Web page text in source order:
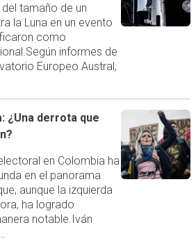
tamaño de un
la Luna en un evento
como
informes de
Europeo Austral,
¿Una derrota que
en Colombia ha
en el panorama
aunque la izquierda
ha logrado
notable.Iván